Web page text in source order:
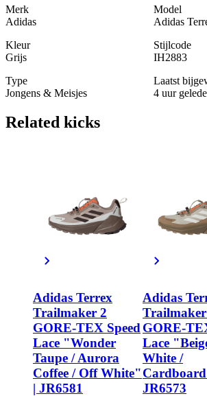
Merk
Adidas
Model
Adidas
Kleur
Grijs
Stijlcode
IH2883
Type
Jongens & Meisjes
Laatst
4 uur
Related kicks
Adidas Terrex
Trailmaker 2
GORE-TEX Speed
Lace "Wonder
Taupe / Aurora
Coffee / Off White"
| JR6581
Adidas
GORE-
Lace
White /
JR6573